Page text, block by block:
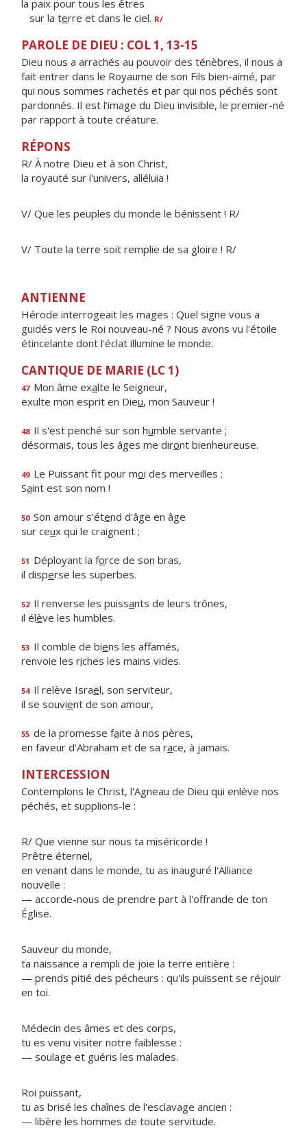
la paix pour tous les êtres
sur la terre et dans le ciel. R/
PAROLE DE DIEU : COL 1, 13-15
Dieu nous a arrachés au pouvoir des ténèbres, il nous a
fait entrer dans le Royaume de son Fils bien-aimé, par
qui nous sommes rachetés et par qui nos péchés sont
pardonnés. Il est l’image du Dieu invisible, le premier-né
par rapport à toute créature.
RÉPONS
R/ À notre Dieu et à son Christ,
la royauté sur l'univers, alléluia !
V/ Que les peuples du monde le bénissent ! R/
V/ Toute la terre soit remplie de sa gloire ! R/
ANTIENNE
Hérode interrogeait les mages : Quel signe vous a
guidés vers le Roi nouveau-né ? Nous avons vu l'étoile
étincelante dont l'éclat illumine le monde.
CANTIQUE DE MARIE (LC 1)
47 Mon âme exalte le Seigneur,
exulte mon esprit en Dieu, mon Sauveur !
48 Il s'est penché sur son humble servante ;
désormais, tous les âges me diront bienheureuse.
49 Le Puissant fit pour moi des merveilles ;
Saint est son nom !
50 Son amour s'étend d'âge en âge
sur ceux qui le craignent ;
51 Déployant la force de son bras,
il disperse les superbes.
52 Il renverse les puissants de leurs trônes,
il élève les humbles.
53 Il comble de biens les affamés,
renvoie les riches les mains vides.
54 Il relève Israël, son serviteur,
il se souvient de son amour,
55 de la promesse faite à nos pères,
en faveur d'Abraham et de sa race, à jamais.
INTERCESSION
Contemplons le Christ, l'Agneau de Dieu qui enlève nos
péchés, et supplions-le :
R/ Que vienne sur nous ta miséricorde !
Prêtre éternel,
en venant dans le monde, tu as inauguré l'Alliance
nouvelle :
— accorde-nous de prendre part à l'offrande de ton
Église.
Sauveur du monde,
ta naissance a rempli de joie la terre entière :
— prends pitié des pécheurs : qu'ils puissent se réjouir
en toi.
Médecin des âmes et des corps,
tu es venu visiter notre faiblesse :
— soulage et guéris les malades.
Roi puissant,
tu as brisé les chaînes de l'esclavage ancien :
— libère les hommes de toute servitude.